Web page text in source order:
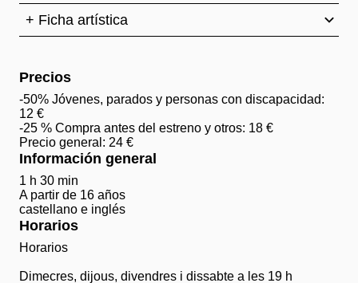
+ Ficha artística
Precios
-50% Jóvenes, parados y personas con discapacidad:
12 €
-25 % Compra antes del estreno y otros: 18 €
Precio general: 24 €
Información general
1 h 30 min
A partir de 16 años
castellano e inglés
Horarios
Horarios
Dimecres, dijous, divendres i dissabte a les 19 h